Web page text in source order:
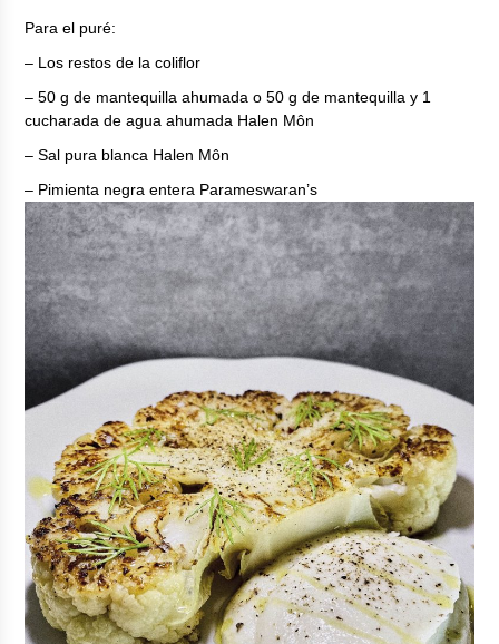
Para el puré:
– Los restos de la coliflor
– 50 g de mantequilla ahumada o 50 g de mantequilla y 1
cucharada de agua ahumada Halen Môn
– Sal pura blanca Halen Môn
– Pimienta negra entera Parameswaran’s